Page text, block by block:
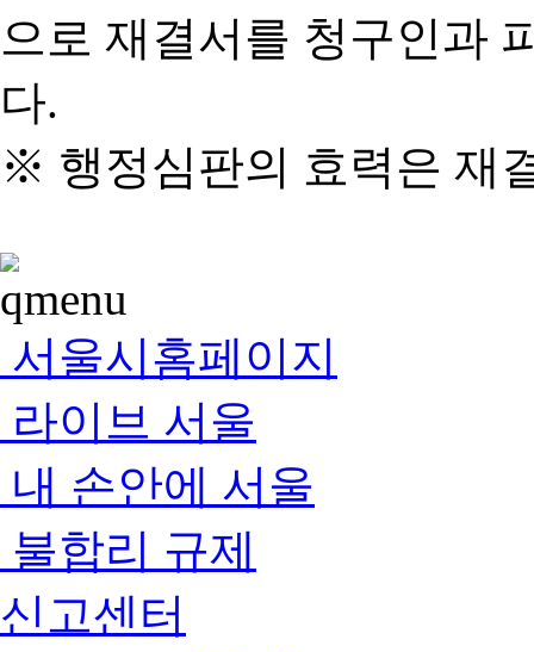
으로 재결서를 청구인과
다.
※ 행정심판의 효력은 재
서울시홈페이지
라이브 서울
내 손안에 서울
불합리 규제
신고센터